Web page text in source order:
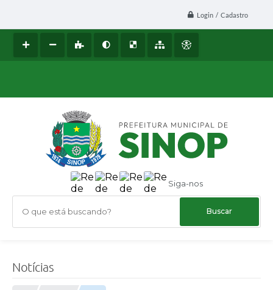
Login / Cadastro
Siga-nos
O que está buscando?
Notícias